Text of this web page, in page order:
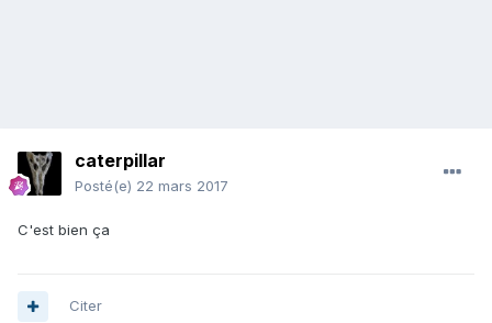
caterpillar
Posté(e) 22 mars 2017
C'est bien ça
Citer